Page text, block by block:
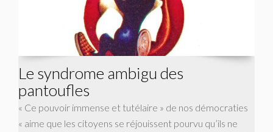
Le syndrome ambigu des
pantoufles
« Ce pouvoir immense et tutélaire » de nos démocraties
« aime que les citoyens se réjouissent pourvu qu’ils ne